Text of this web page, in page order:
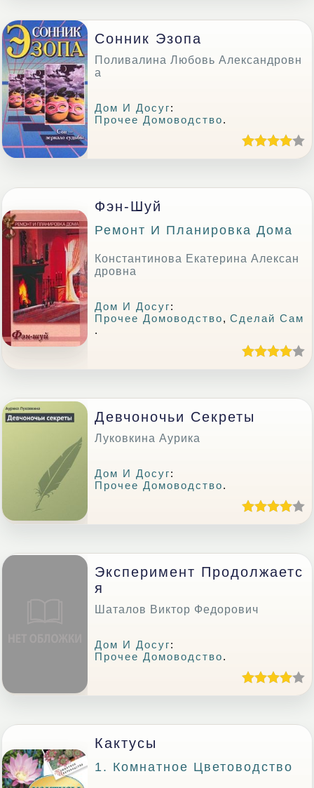
Сонник Эзопа
Поливалина Любовь Александровн
а
Дом И Досуг:
Прочее Домоводство.
Фэн-Шуй
Ремонт И Планировка Дома
Константинова Екатерина Алексан
дровна
Дом И Досуг:
Прочее Домоводство,Сделай Сам
.
Девчоночьи Секреты
Луковкина Аурика
Дом И Досуг:
Прочее Домоводство.
Эксперимент Продолжаетс
Я
Шаталов Виктор Федорович
Дом И Досуг:
Прочее Домоводство.
Кактусы
1. Комнатное Цветоводство